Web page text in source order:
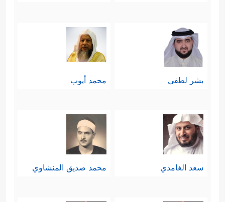
بشر لطفي محمد أيوب
سعد الغامدي محمد صديق المنشاوي